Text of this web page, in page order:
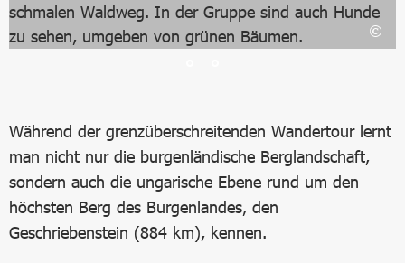
Während der grenzüberschreitenden Wandertour lernt
man nicht nur die burgenländische Berglandschaft,
sondern auch die ungarische Ebene rund um den
höchsten Berg des Burgenlandes, den
Geschriebenstein (884 km), kennen.